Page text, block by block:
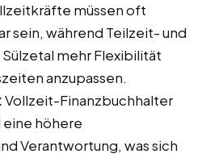
müssen oft
sein, während Teilzeit- und
mehr Flexibilität
anzupassen.
Vollzeit-Finanzbuchhalter
eine höhere
Verantwortung, was sich